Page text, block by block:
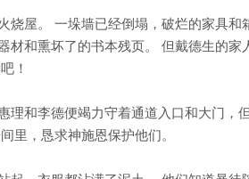
烧屋。 一垛墙已经倒塌，破烂的家具和
和熏坏了的书本残页。 但戴德生的家
！
理和李德便竭力守着通道入口和大门，
里，恳求神施恩保护他们。